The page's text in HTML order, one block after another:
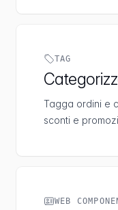
TAG
Tagga ordini e
sconti e
WEB